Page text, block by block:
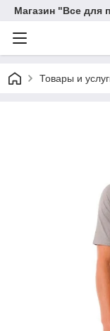
Магазин "Все для
Товары и